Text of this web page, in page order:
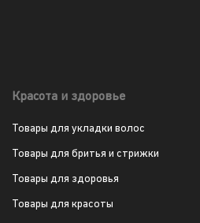
Красота и здоровье
Товары для укладки волос
Товары для бритья и стрижки
Товары для здоровья
Товары для красоты